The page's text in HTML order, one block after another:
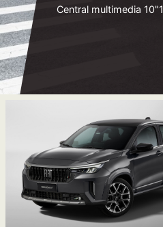
Central multimedia 10"1